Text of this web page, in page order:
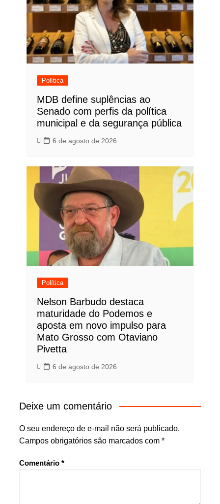
Política
MDB define suplências ao
Senado com perfis da política
municipal e da segurança pública
6 de agosto de 2026
Política
Nelson Barbudo destaca
maturidade do Podemos e
aposta em novo impulso para
Mato Grosso com Otaviano
Pivetta
6 de agosto de 2026
Deixe um comentário
O seu endereço de e-mail não será publicado.
Campos obrigatórios são marcados com *
Comentário *